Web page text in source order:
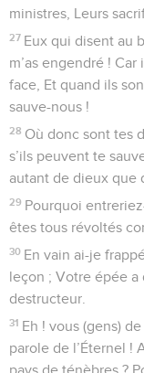
ministres, Leurs
27 Eux qui disent au
m’as engendré !
face, Et quand ils
sauve-nous !
28 Où donc sont tes
s’ils peuvent te
autant de dieux que
29 Pourquoi
êtes tous révoltés
30 En vain ai-je
leçon ; Votre épée a
destructeur.
31 Eh ! vous (gens)
parole de l’Éternel !
pays de ténèbres ?